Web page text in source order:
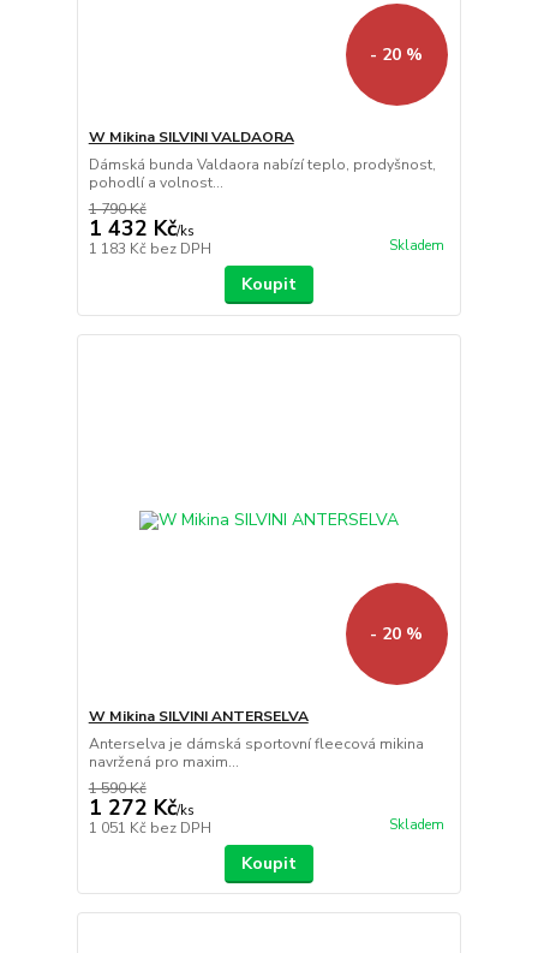
- 20 %
W Mikina SILVINI VALDAORA
Dámská bunda Valdaora nabízí teplo, prodyšnost,
pohodlí a volnost...
1 790 Kč
1 432 Kč/ks
1 183 Kč bez DPH Skladem
Koupit
- 20 %
W Mikina SILVINI ANTERSELVA
Anterselva je dámská sportovní fleecová mikina
navržená pro maxim...
1 590 Kč
1 272 Kč/ks
1 051 Kč bez DPH Skladem
Koupit